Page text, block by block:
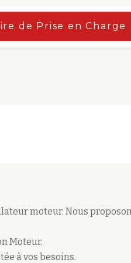
de Prise en Charge
moteur. Nous
Moteur.
à vos besoins.